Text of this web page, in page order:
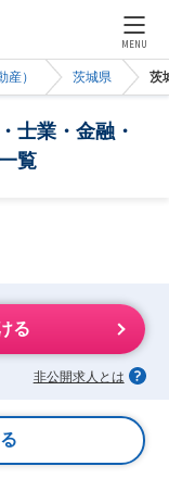
MENU
産） 茨城県 茨
士業・金融・
覧
る
非公開求人とは